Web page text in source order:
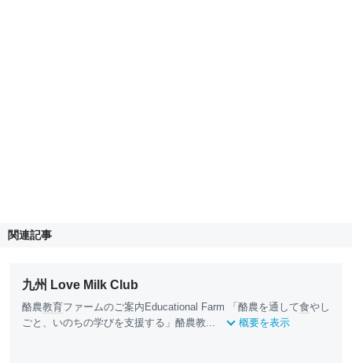
関連記事
九州 Love Milk Club
酪農教育ファームのご案内Educational Farm 「酪農を通して食やし
ごと、いのちの学びを支援する」酪農教...
概要を表示